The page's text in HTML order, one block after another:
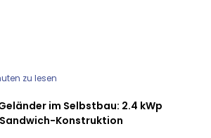
zu lesen
im Selbstbau: 2.4 kWp
Konstruktion